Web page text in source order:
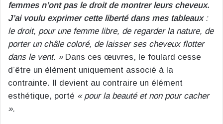
femmes n’ont pas le droit de montrer leurs cheveux.
J’ai voulu exprimer cette liberté dans mes tableaux:
le droit, pour une femme libre, de regarder la nature, de
porter un châle coloré, de laisser ses cheveux flotter
dans le vent. »Dans ces œuvres, le foulard cesse
d’être un élément uniquement associé à la
contrainte. Il devient au contraire un élément
esthétique, porté « pour la beauté et non pour cacher
».